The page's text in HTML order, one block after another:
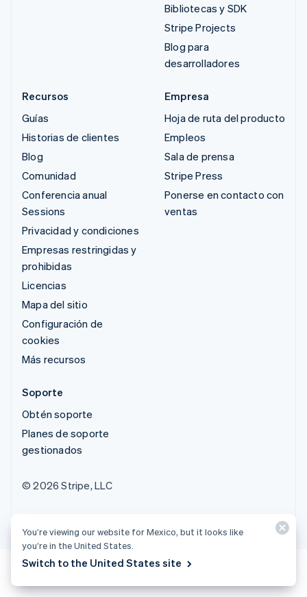
Bibliotecas y SDK
Stripe Projects
Blog para
desarrolladores
Recursos
Guías
Historias de clientes
Blog
Comunidad
Conferencia anual
Sessions
Privacidad y condiciones
Empresas restringidas y
prohibidas
Licencias
Mapa del sitio
Configuración de
cookies
Más recursos
Empresa
Hoja de ruta del producto
Empleos
Sala de prensa
Stripe Press
Ponerse en contacto con
ventas
Soporte
Obtén soporte
Planes de soporte
gestionados
© 2026 Stripe, LLC
You’re viewing our website for Mexico, but it looks like
you’re in the United States.
Switch to the United States site